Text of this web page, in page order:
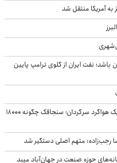
به آمریکا منتقل شد
نفت ایران از گلوی ترامپ پایین
۲۰۰ میلیون سال زندگی بدون تغییر یک هواگرد سرگردان؛ سنجاقک‌ چگونه ۱۸۰۰۰
رجب‌زاده: متهم اصلی دستگیر شد
حوزه صنعت در جهان‌آباد میبد